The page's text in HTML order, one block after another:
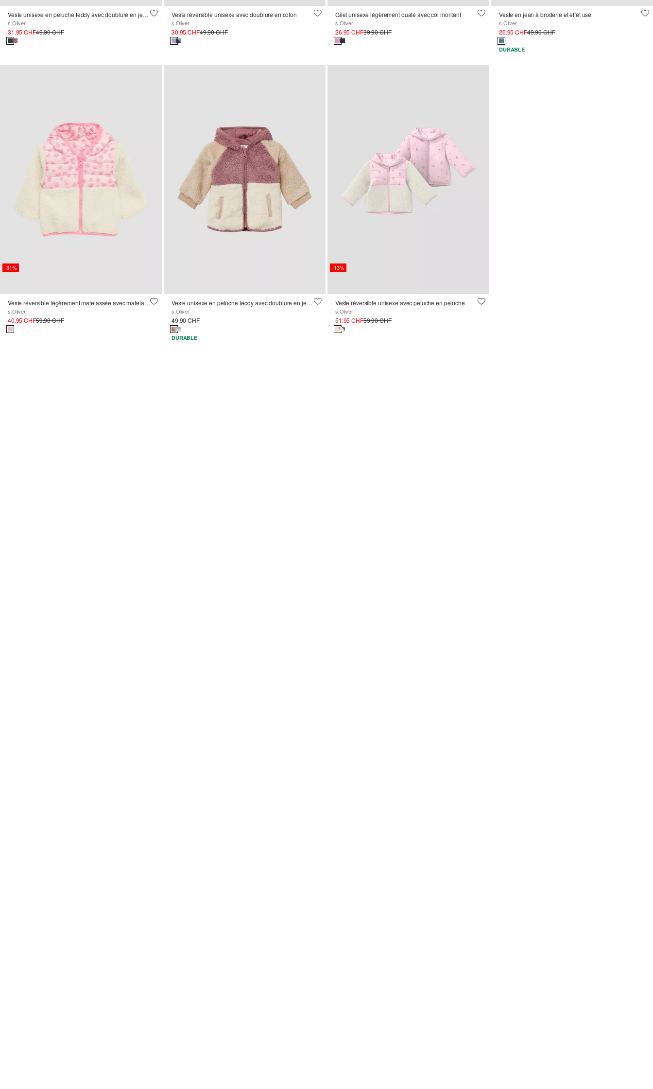
Veste unisexe en peluche teddy avec doublure en jersey à motifs
s.Oliver
31.95 CHF49.90 CHF
Veste réversible unisexe avec doublure en coton
s.Oliver
30.95 CHF49.90 CHF
Gilet unisexe légèrement ouaté avec col montant
s.Oliver
26.95 CHF39.90 CHF
Veste en jean à broderie et effet usé
s.Oliver
26.95 CHF49.90 CHF
DURABLE
-31%
Veste réversible légèrement matelassée avec matelassage et peluche nounours
s.Oliver
40.95 CHF59.90 CHF
Veste unisexe en peluche teddy avec doublure en jersey
s.Oliver
49.90 CHF
DURABLE
-13%
Veste réversible unisexe avec peluche en peluche
s.Oliver
51.95 CHF59.90 CHF